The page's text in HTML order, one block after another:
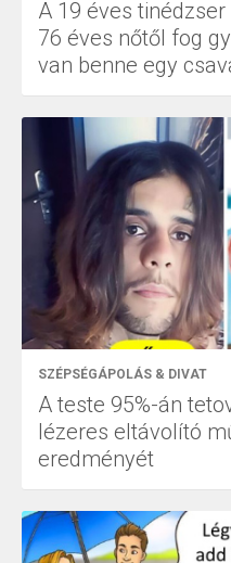
A 19 éves
76 éves nőtől fog
van benne egy
SZÉPSÉGÁPOLÁS & DIVAT
A teste 95%-án
lézeres eltávolító
eredményét